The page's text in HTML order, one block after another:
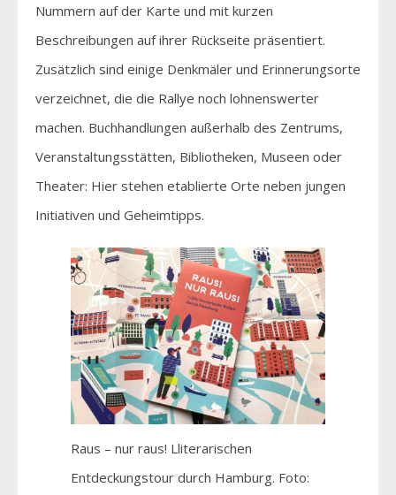
Nummern auf der Karte und mit kurzen
Beschreibungen auf ihrer Rückseite präsentiert.
Zusätzlich sind einige Denkmäler und Erinnerungsorte
verzeichnet, die die Rallye noch lohnenswerter
machen. Buchhandlungen außerhalb des Zentrums,
Veranstaltungsstätten, Bibliotheken, Museen oder
Theater: Hier stehen etablierte Orte neben jungen
Initiativen und Geheimtipps.
Raus – nur raus! Lliterarischen
Entdeckungstour durch Hamburg. Foto: